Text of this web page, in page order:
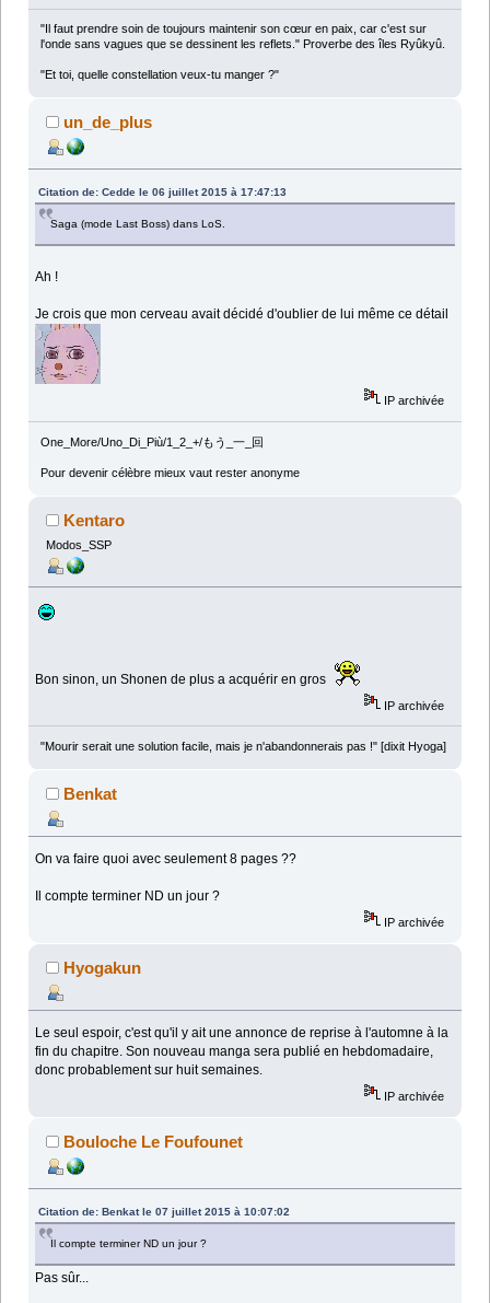
"Il faut prendre soin de toujours maintenir son cœur en paix, car c'est sur
l'onde sans vagues que se dessinent les reflets." Proverbe des îles Ryûkyû.
"Et toi, quelle constellation veux-tu manger ?"
un_de_plus
Citation de: Cedde le 06 juillet 2015 à 17:47:13
Saga (mode Last Boss) dans LoS.
Ah !
Je crois que mon cerveau avait décidé d'oublier de lui même ce détail
IP archivée
One_More/Uno_Di_Più/1_2_+/もう_一_回
Pour devenir célèbre mieux vaut rester anonyme
Kentaro
Modos_SSP
Bon sinon, un Shonen de plus a acquérir en gros
IP archivée
"Mourir serait une solution facile, mais je n'abandonnerais pas !" [dixit Hyoga]
Benkat
On va faire quoi avec seulement 8 pages ??
Il compte terminer ND un jour ?
IP archivée
Hyogakun
Le seul espoir, c'est qu'il y ait une annonce de reprise à l'automne à la
fin du chapitre. Son nouveau manga sera publié en hebdomadaire,
donc probablement sur huit semaines.
IP archivée
Bouloche Le Foufounet
Citation de: Benkat le 07 juillet 2015 à 10:07:02
Il compte terminer ND un jour ?
Pas sûr...